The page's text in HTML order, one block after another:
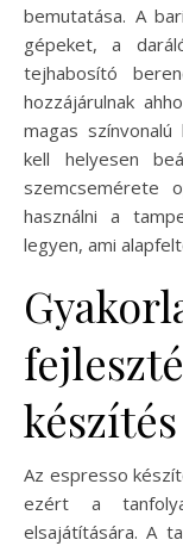
bemutatása. A
gépeket, a
tejhabosító
hozzájárulnak
magas
kell helyesen
szemcsemérete
használni a
legyen, ami
Az espresso
ezért a
elsajátítására. A